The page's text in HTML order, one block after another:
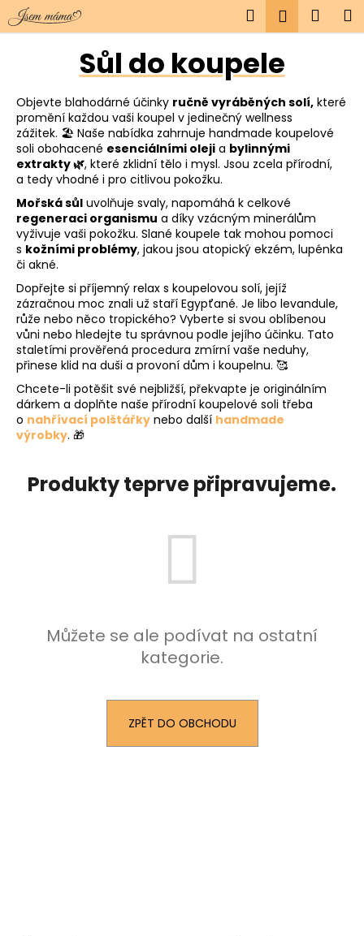
Přejít
na
obsah
Hledat
Sůl do koupele
Objevte blahodárné účinky ručně vyráběných solí, které
promění každou vaši koupel v jedinečný wellness
zážitek. 🏖️ Naše nabídka zahrnuje handmade koupelové
soli obohacené esenciálními oleji a bylinnými
extrakty 🌿, které zklidní tělo i mysl. Jsou zcela přírodní,
a tedy vhodné i pro citlivou pokožku.
Mořská sůl uvolňuje svaly, napomáhá k celkové
regeneraci organismu a díky vzácným minerálům
vyživuje vaši pokožku. Slané koupele tak mohou pomoci
s kožními problémy, jakou jsou atopický ekzém, lupénka
či akné.
Dopřejte si příjemný relax s koupelovou solí, jejíž
zázračnou moc znali už staří Egypťané. Je libo levandule,
růže nebo něco tropického? Vyberte si svou oblíbenou
vůni nebo hledejte tu správnou podle jejího účinku. Tato
staletími prověřená procedura zmírní vaše neduhy,
přinese klid na duši a provoní dům i koupelnu. 🥰
Chcete-li potěšit své nejbližší, překvapte je originálním
dárkem a doplňte naše přírodní koupelové soli třeba
o nahřívací polštářky nebo další handmade
výrobky. 🎁
Produkty teprve připravujeme.
Můžete se ale podívat na ostatní
kategorie.
ZPĚT DO OBCHODU
o
o
p
o
t
ř
e
b
u
j
e
t
e
n
a
j
í
t